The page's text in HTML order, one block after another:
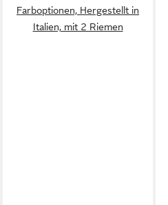
Farboptionen, Hergestellt in
Italien, mit 2 Riemen